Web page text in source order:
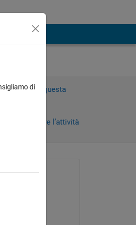
a questa
per seguire l’attività
di